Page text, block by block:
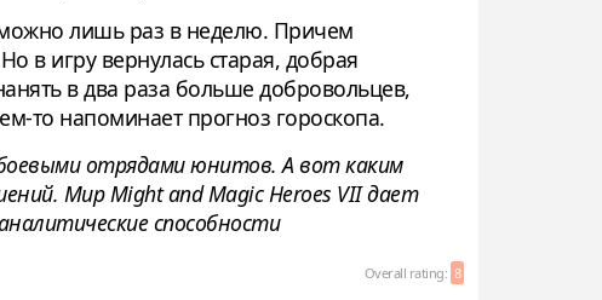
можно лишь раз в неделю. Причем
в игру вернулась старая, добрая
в два раза больше добровольцев,
то напоминает прогноз гороскопа.
отрядами юнитов. А вот каким
Мир Might and Magic Heroes VII дает
способности
Overall rating: 8